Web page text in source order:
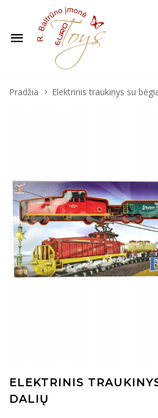
Pradžia Elektrinis traukinys su
ELEKTRINIS
DALIŲ